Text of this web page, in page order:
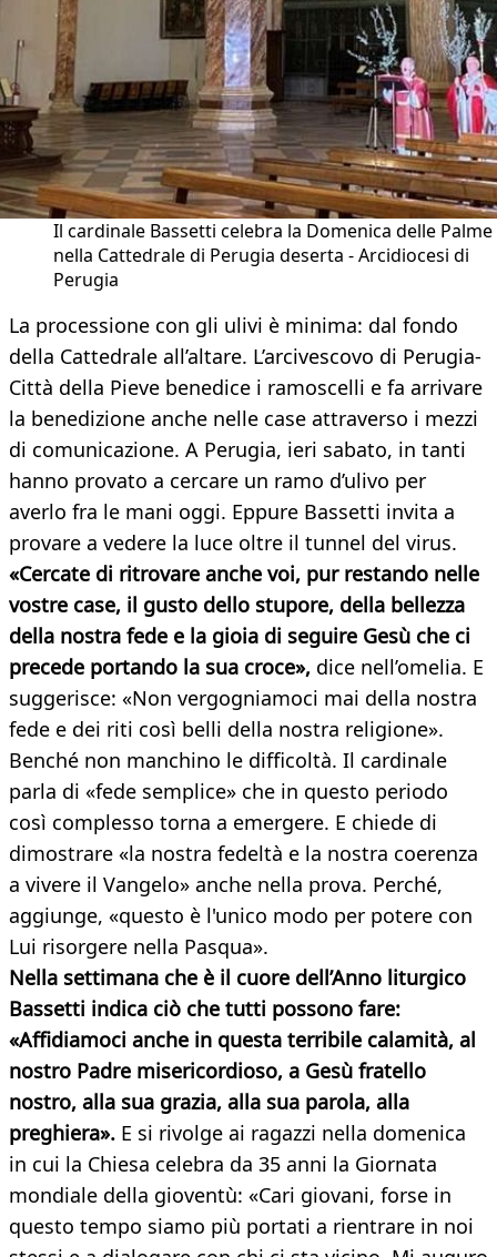
Il cardinale Bassetti celebra la Domenica delle Palme
nella Cattedrale di Perugia deserta - Arcidiocesi di
Perugia
La processione con gli ulivi è minima: dal fondo
della Cattedrale all’altare. L’arcivescovo di Perugia-
Città della Pieve benedice i ramoscelli e fa arrivare
la benedizione anche nelle case attraverso i mezzi
di comunicazione. A Perugia, ieri sabato, in tanti
hanno provato a cercare un ramo d’ulivo per
averlo fra le mani oggi. Eppure Bassetti invita a
provare a vedere la luce oltre il tunnel del virus.
«Cercate di ritrovare anche voi, pur restando nelle
vostre case, il gusto dello stupore, della bellezza
della nostra fede e la gioia di seguire Gesù che ci
precede portando la sua croce», dice nell’omelia. E
suggerisce: «Non vergogniamoci mai della nostra
fede e dei riti così belli della nostra religione».
Benché non manchino le difficoltà. Il cardinale
parla di «fede semplice» che in questo periodo
così complesso torna a emergere. E chiede di
dimostrare «la nostra fedeltà e la nostra coerenza
a vivere il Vangelo» anche nella prova. Perché,
aggiunge, «questo è l'unico modo per potere con
Lui risorgere nella Pasqua».
Nella settimana che è il cuore dell’Anno liturgico
Bassetti indica ciò che tutti possono fare:
«Affidiamoci anche in questa terribile calamità, al
nostro Padre misericordioso, a Gesù fratello
nostro, alla sua grazia, alla sua parola, alla
preghiera». E si rivolge ai ragazzi nella domenica
in cui la Chiesa celebra da 35 anni la Giornata
mondiale della gioventù: «Cari giovani, forse in
questo tempo siamo più portati a rientrare in noi